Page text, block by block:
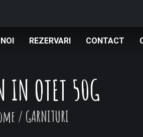
REZERVARI CONTACT
IN OTET 50G
/ GARNITURI